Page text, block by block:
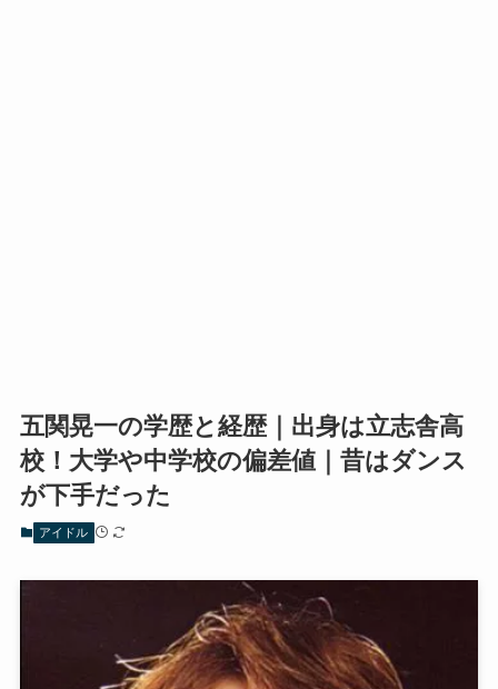
五関晃一の学歴と経歴｜出身は立志舎高
校！大学や中学校の偏差値｜昔はダンス
が下手だった
アイドル